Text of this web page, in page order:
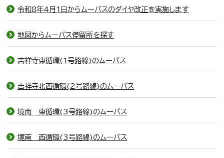
令和8年4月1日からムーバスのダイヤ改正を実施します
地図からムーバス停留所を探す
吉祥寺東循環(1号路線)のムーバス
吉祥寺北西循環(2号路線)のムーバス
境南 東循環(3号路線)のムーバス
境南 西循環(3号路線)のムーバス